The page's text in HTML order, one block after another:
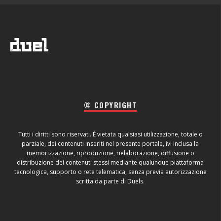
© COPYRIGHT
Tutti i diritti sono riservati. È vietata qualsiasi utilizzazione, totale o
parziale, dei contenuti inseriti nel presente portale, ivi inclusa la
memorizzazione, riproduzione, rielaborazione, diffusione o
distribuzione dei contenuti stessi mediante qualunque piattaforma
tecnologica, supporto o rete telematica, senza previa autorizzazione
scritta da parte di Duels.